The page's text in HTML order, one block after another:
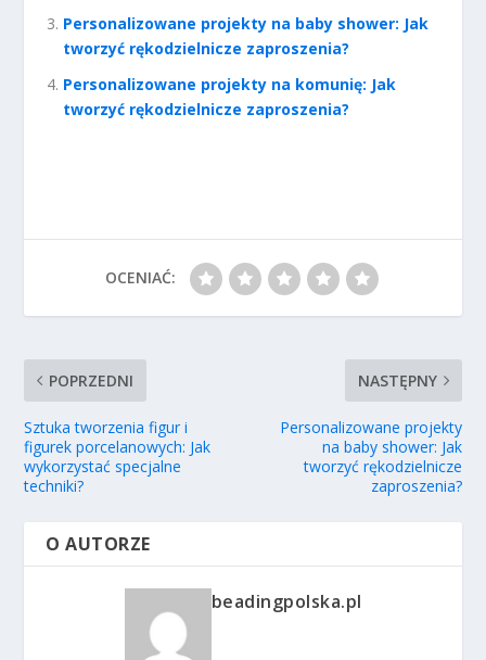
Personalizowane projekty na baby shower: Jak
tworzyć rękodzielnicze zaproszenia?
Personalizowane projekty na komunię: Jak
tworzyć rękodzielnicze zaproszenia?
OCENIAĆ:
POPRZEDNI
Sztuka tworzenia figur i
figurek porcelanowych: Jak
wykorzystać specjalne
techniki?
NASTĘPNY
Personalizowane projekty
na baby shower: Jak
tworzyć rękodzielnicze
zaproszenia?
O AUTORZE
beadingpolska.pl